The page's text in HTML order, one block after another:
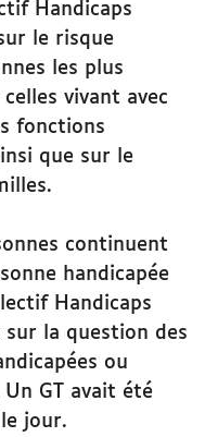
Handicaps
le risque
les plus
vivant avec
fonctions
que sur le
continuent
handicapée
Handicaps
sur la question des
ou
GT avait été
jour.